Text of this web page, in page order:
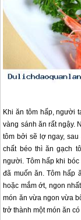
Khi ăn tôm hấp, người
vàng sánh ăn rất ngậy.
tôm bởi sẽ lợ ngay,
chất béo thì ăn gạch
người. Tôm hấp khi
đã muốn ăn. Tôm hấp
hoặc mắm ớt, ngon
món ăn vừa ngon vừa
trở thành một món ăn